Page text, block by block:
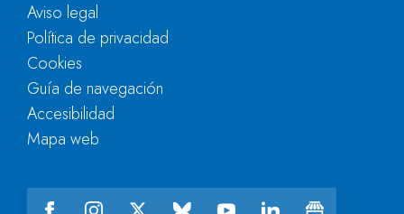
Aviso legal
Política de privacidad
Cookies
Guía de navegación
Accesibilidad
Mapa web